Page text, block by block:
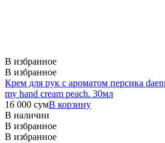
В избранное
В избранное
Крем для рук с ароматом персика
my hand cream peach. 30мл
16 000 сумВ корзину
В наличии
В избранное
В избранное